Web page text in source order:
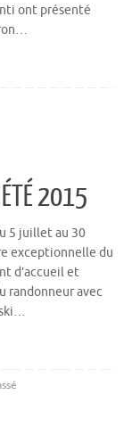
ont présenté
2015
5 juillet au 30
exceptionnelle du
d’accueil et
randonneur avec